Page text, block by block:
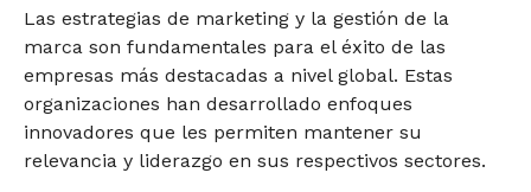
Las estrategias de marketing y la gestión de la
marca son fundamentales para el éxito de las
empresas más destacadas a nivel global. Estas
organizaciones han desarrollado enfoques
innovadores que les permiten mantener su
relevancia y liderazgo en sus respectivos sectores.